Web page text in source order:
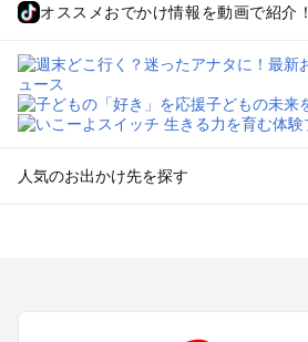
オススメおでかけ情報を動画で紹介！
人気のお出かけ先を探す